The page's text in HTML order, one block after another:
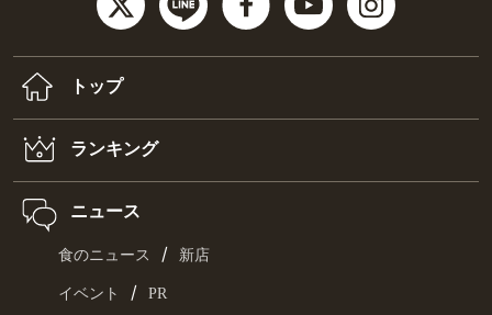
トップ
ランキング
ニュース
食のニュース / 新店
イベント / PR